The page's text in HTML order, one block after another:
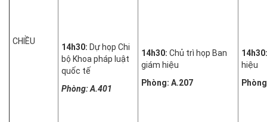
CHIỀU
14h30: Dự họp Chi
bộ Khoa pháp luật
quốc tế
Phòng: A.401
14h30: Chủ trì họp Ban
giám hiệu
Phòng: A.207
14h30:
hiệu